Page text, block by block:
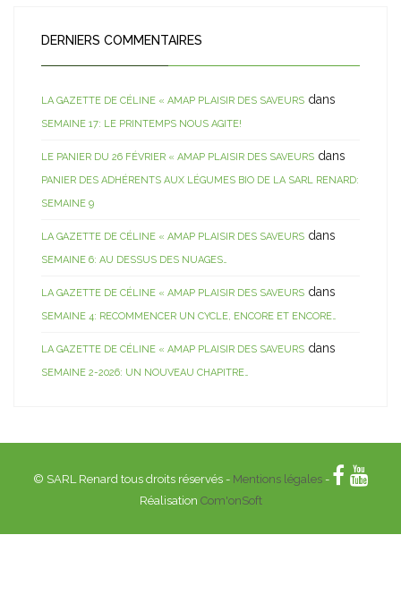
DERNIERS COMMENTAIRES
LA GAZETTE DE CÉLINE « AMAP PLAISIR DES SAVEURS dans
SEMAINE 17: LE PRINTEMPS NOUS AGITE!
LE PANIER DU 26 FÉVRIER « AMAP PLAISIR DES SAVEURS dans
PANIER DES ADHÉRENTS AUX LÉGUMES BIO DE LA SARL RENARD:
SEMAINE 9
LA GAZETTE DE CÉLINE « AMAP PLAISIR DES SAVEURS dans
SEMAINE 6: AU DESSUS DES NUAGES…
LA GAZETTE DE CÉLINE « AMAP PLAISIR DES SAVEURS dans
SEMAINE 4: RECOMMENCER UN CYCLE, ENCORE ET ENCORE…
LA GAZETTE DE CÉLINE « AMAP PLAISIR DES SAVEURS dans
SEMAINE 2-2026: UN NOUVEAU CHAPITRE…
© SARL Renard tous droits réservés - Mentions légales-
Réalisation Com'onSoft